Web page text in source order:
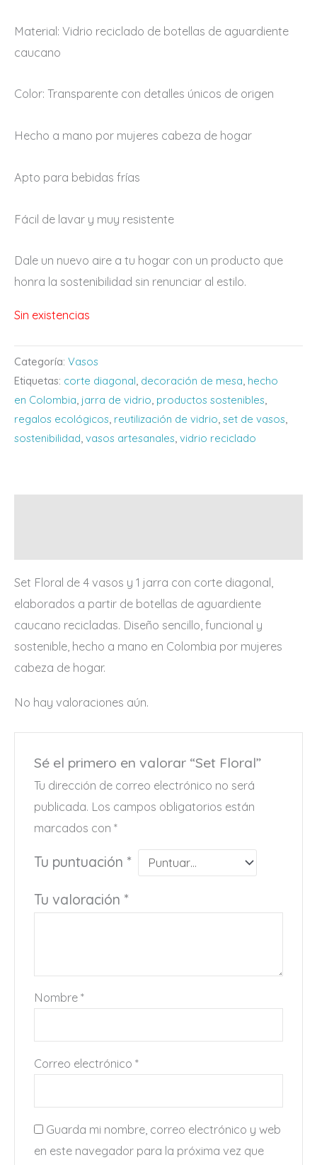
Material: Vidrio reciclado de botellas de aguardiente
caucano
Color: Transparente con detalles únicos de origen
Hecho a mano por mujeres cabeza de hogar
Apto para bebidas frías
Fácil de lavar y muy resistente
Dale un nuevo aire a tu hogar con un producto que
honra la sostenibilidad sin renunciar al estilo.
Sin existencias
Categoría: Vasos
Etiquetas: corte diagonal, decoración de mesa, hecho
en Colombia, jarra de vidrio, productos sostenibles,
regalos ecológicos, reutilización de vidrio, set de vasos,
sostenibilidad, vasos artesanales, vidrio reciclado
Set Floral de 4 vasos y 1 jarra con corte diagonal,
elaborados a partir de botellas de aguardiente
caucano recicladas. Diseño sencillo, funcional y
sostenible, hecho a mano en Colombia por mujeres
cabeza de hogar.
No hay valoraciones aún.
Sé el primero en valorar “Set Floral”
Tu dirección de correo electrónico no será
publicada. Los campos obligatorios están
marcados con*
Tu puntuación *
Tu valoración *
Nombre*
Correo electrónico*
Guarda mi nombre, correo electrónico y web
en este navegador para la próxima vez que